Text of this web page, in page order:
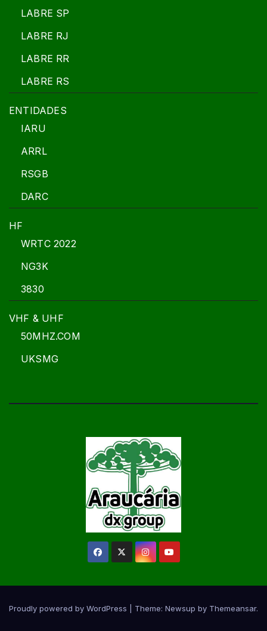
LABRE SP
LABRE RJ
LABRE RR
LABRE RS
ENTIDADES
IARU
ARRL
RSGB
DARC
HF
WRTC 2022
NG3K
3830
VHF & UHF
50MHZ.COM
UKSMG
Proudly powered by WordPress Theme: Newsup by Themeansar.